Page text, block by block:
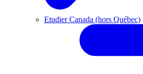
Etudier Canada (hors Québec)